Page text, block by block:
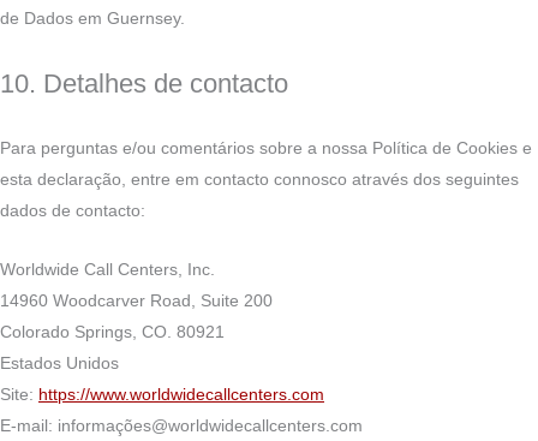
de Dados em Guernsey.
10. Detalhes de contacto
Para perguntas e/ou comentários sobre a nossa Política de Cookies e
esta declaração, entre em contacto connosco através dos seguintes
dados de contacto:
Worldwide Call Centers, Inc.
14960 Woodcarver Road, Suite 200
Colorado Springs, CO. 80921
Estados Unidos
Site: https://www.worldwidecallcenters.com
E-mail: informações@worldwidecallcenters.com